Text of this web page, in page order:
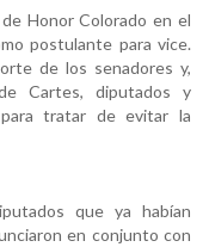
Honor Colorado en el
postulante para vice.
de los senadores y,
Cartes, diputados y
tratar de evitar la
que ya habían
en conjunto con